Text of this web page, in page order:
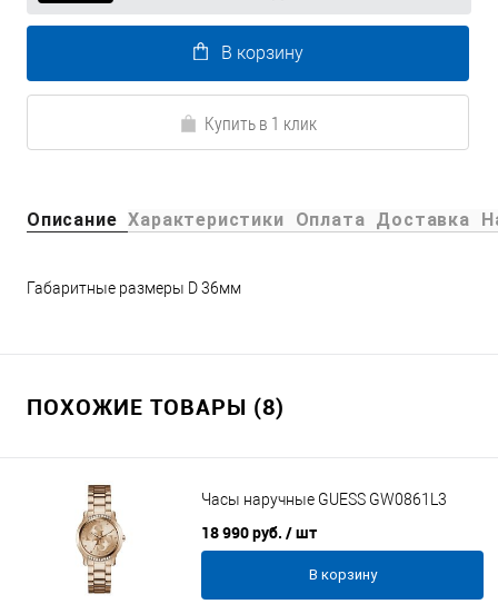
В корзину
Купить в 1 клик
Описание Характеристики Оплата Доставка
Габаритные размеры D 36мм
ПОХОЖИЕ ТОВАРЫ (8)
Часы наручные GUESS GW0861L3
18 990 руб. / шт
В корзину